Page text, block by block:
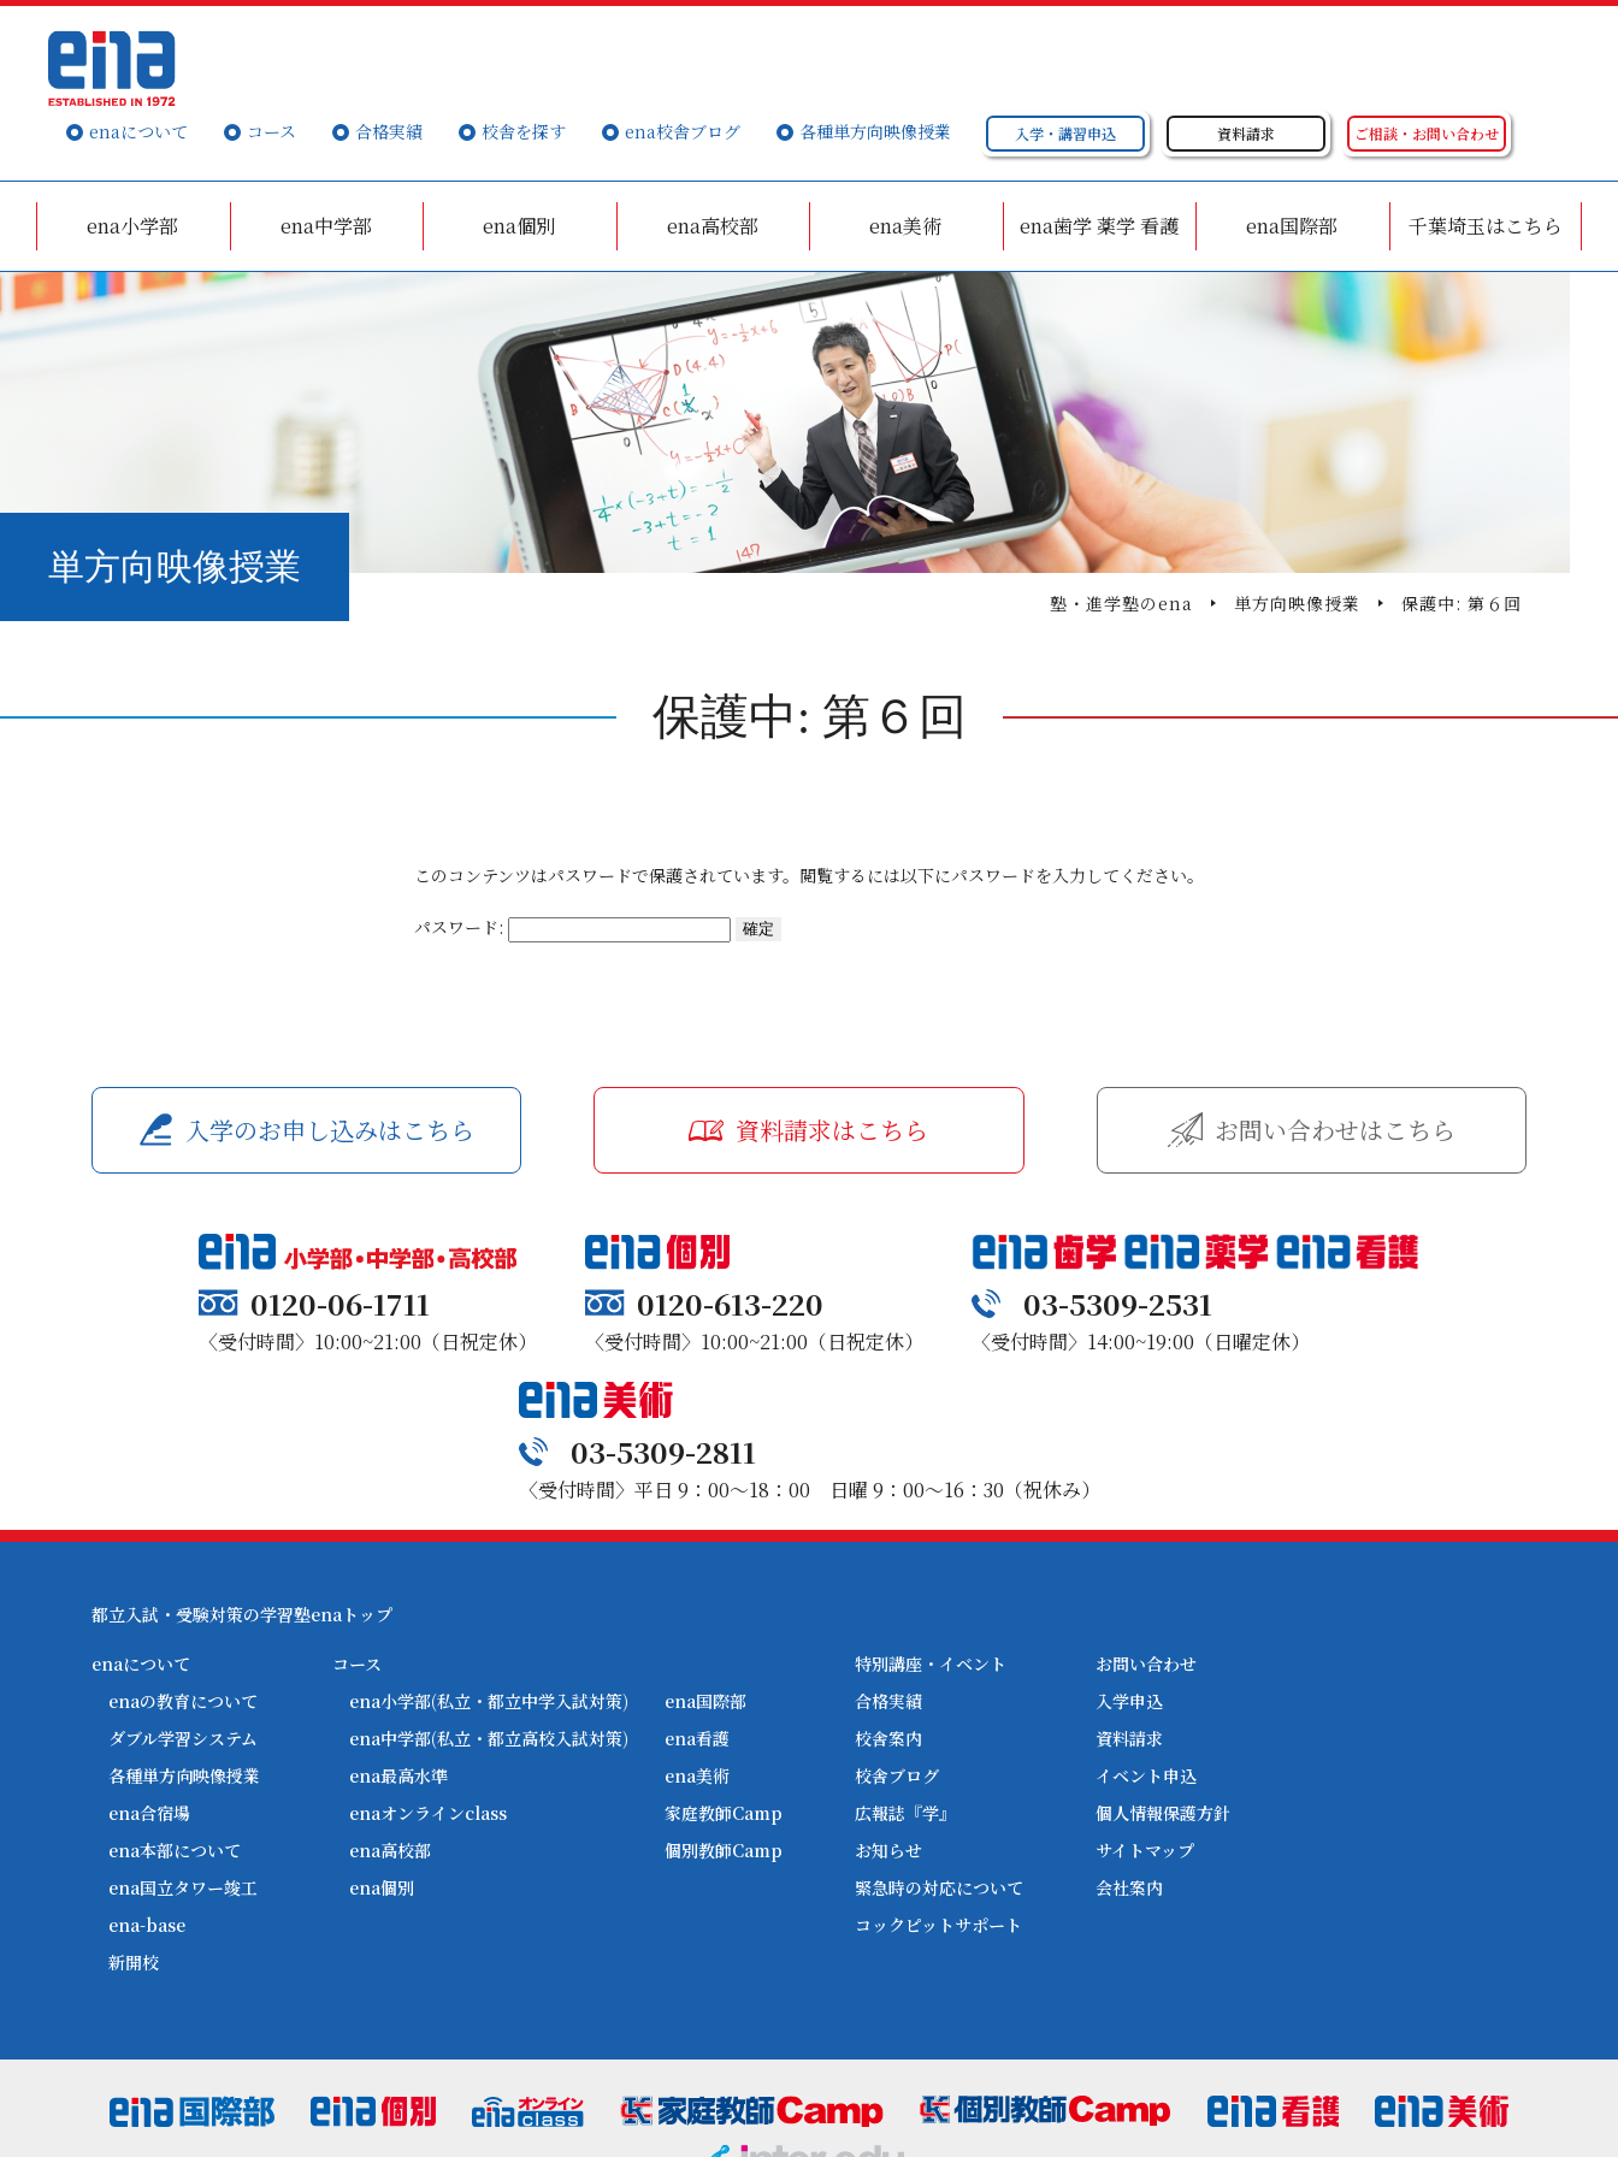
enaについて コース 合格実績 校舎を探す ena校舎ブログ 各種単方向映像授業 入学・講習申込 資料請求 ご相談・お問い合わせ
ena小学部 ena中学部 ena個別 ena高校部 ena美術 ena歯学 薬学 看護 ena国際部 千葉埼玉はこちら
単方向映像授業
塾・進学塾のena 単方向映像授業 保護中: 第６回
保護中: 第６回
このコンテンツはパスワードで保護されています。閲覧するには以下にパスワードを入力してください。
パスワード:
入学のお申し込みはこちら 資料請求はこちら お問い合わせはこちら
0120-06-1711
〈受付時間〉10:00~21:00（日祝定休）
0120-613-220
〈受付時間〉10:00~21:00（日祝定休）
03-5309-2531
〈受付時間〉14:00~19:00（日曜定休）
03-5309-2811
〈受付時間〉平日 9：00～18：00 日曜 9：00～16：30（祝休み）
都立入試・受験対策の学習塾enaトップ
enaについて
enaの教育について
ダブル学習システム
各種単方向映像授業
ena合宿場
ena本部について
ena国立タワー竣工
ena-base
新開校
コース
ena小学部(私立・都立中学入試対策)
ena中学部(私立・都立高校入試対策)
ena最高水準
enaオンラインclass
ena高校部
ena個別
ena国際部
ena看護
ena美術
家庭教師Camp
個別教師Camp
特別講座・イベント
合格実績
校舎案内
校舎ブログ
広報誌『学』
お知らせ
緊急時の対応について
コックピットサポート
お問い合わせ
入学申込
資料請求
イベント申込
個人情報保護方針
サイトマップ
会社案内